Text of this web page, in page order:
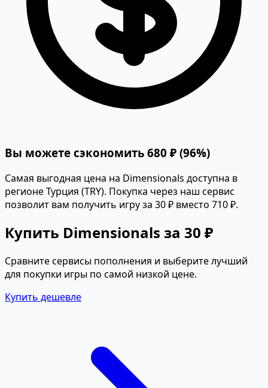
Вы можете сэкономить 680 ₽ (96%)
Самая выгодная цена на Dimensionals доступна в
регионе Турция (TRY). Покупка через наш сервис
позволит вам получить игру за 30 ₽ вместо 710 ₽.
Купить Dimensionals за 30 ₽
Сравните сервисы пополнения и выберите лучший
для покупки игры по самой низкой цене.
Купить дешевле